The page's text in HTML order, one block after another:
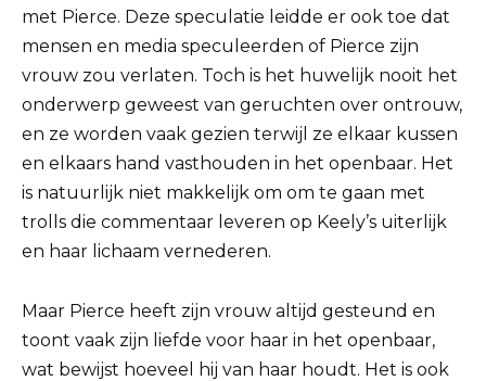
met Pierce. Deze speculatie leidde er ook toe dat
mensen en media speculeerden of Pierce zijn
vrouw zou verlaten. Toch is het huwelijk nooit het
onderwerp geweest van geruchten over ontrouw,
en ze worden vaak gezien terwijl ze elkaar kussen
en elkaars hand vasthouden in het openbaar. Het
is natuurlijk niet makkelijk om om te gaan met
trolls die commentaar leveren op Keely’s uiterlijk
en haar lichaam vernederen.
Maar Pierce heeft zijn vrouw altijd gesteund en
toont vaak zijn liefde voor haar in het openbaar,
wat bewijst hoeveel hij van haar houdt. Het is ook